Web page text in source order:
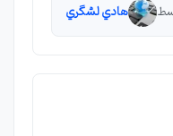
هادي لشگري